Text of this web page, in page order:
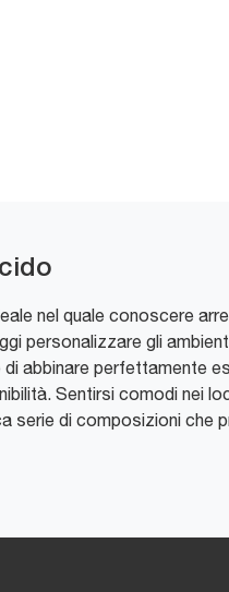
nel quale conoscere
personalizzare gli
abbinare perfettamente
Sentirsi comodi nei
serie di composizioni